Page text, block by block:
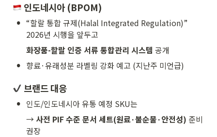
인도네시아 (BPOM)
• “할랄 통합 규제(Halal Integrated Regulation)”
2026년 시행을 앞두고
화장품-할랄 인증 서류 통합관리 시스템 공개
• 향료·유래성분 라벨링 강화 예고 (지난주 미언급)
브랜드 대응
• 인도/인도네시아 유통 예정 SKU는
→ 사전 PIF 수준 문서 세트(원료·불순물·안전성) 준비
권장